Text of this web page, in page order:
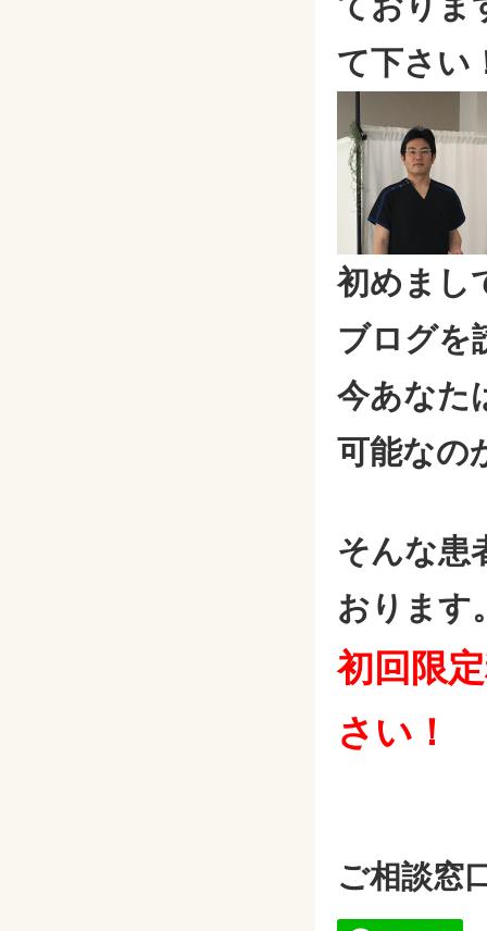
て下さい
初めまし
ブログを
今あなた
可能なの
そんな患
おります
初回限
さい！
ご相談窓